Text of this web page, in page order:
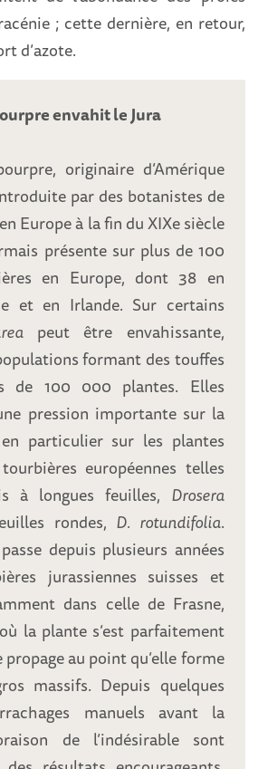
; cette dernière, en retour,
d’azote.
envahit le Jura
originaire d’Amérique
par des botanistes de
Europe à la fin du XIXe siècle
présente sur plus de 100
en Europe, dont 38 en
et en Irlande. Sur certains
peut être envahissante,
formant des touffes
de 100 000 plantes. Elles
pression importante sur la
particulier sur les plantes
européennes telles
à longues feuilles, Drosera
rondes, D. rotundifolia.
depuis plusieurs années
jurassiennes suisses et
dans celle de Frasne,
la plante s’est parfaitement
au point qu’elle forme
massifs. Depuis quelques
manuels avant la
de l’indésirable sont